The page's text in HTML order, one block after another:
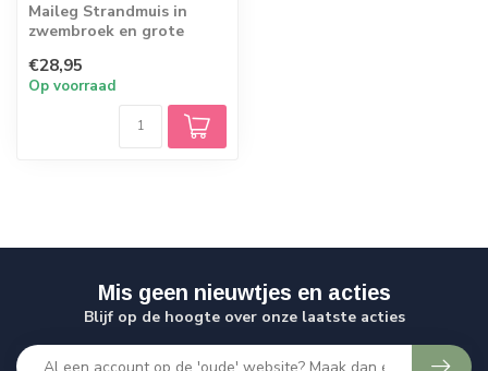
Maileg Strandmuis in
zwembroek en grote
strandhuisje.
€28,95
Op voorraad
Mis geen nieuwtjes en acties
Blijf op de hoogte over onze laatste acties